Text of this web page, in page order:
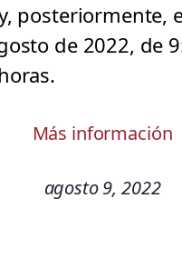
posteriormente,
de 2022, de
Más información
agosto 9, 2022